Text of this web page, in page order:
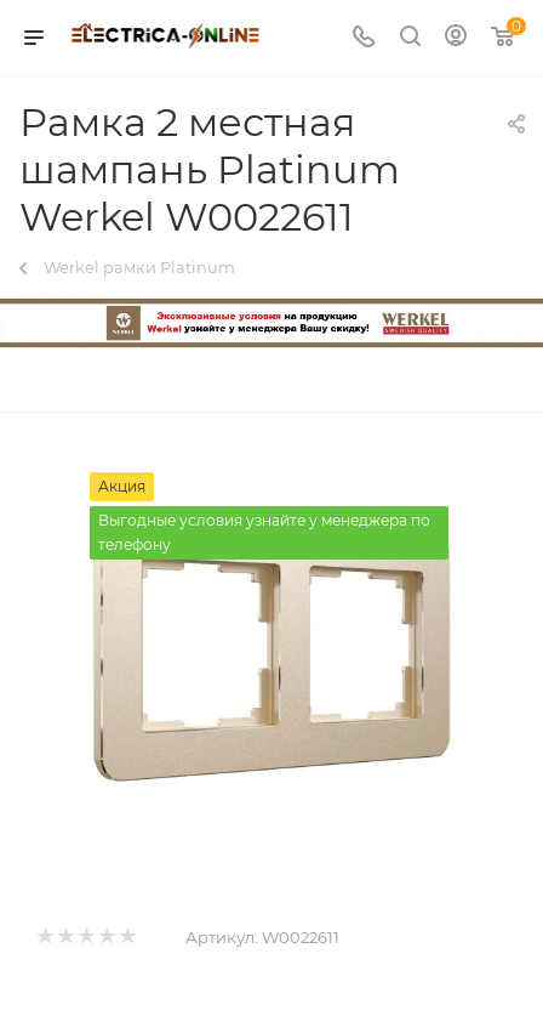
0
Рамка 2 местная
шампань Platinum
Werkel W0022611
Werkel рамки Platinum
Акция
Выгодные условия узнайте у менеджера по
телефону
Артикул: W0022611